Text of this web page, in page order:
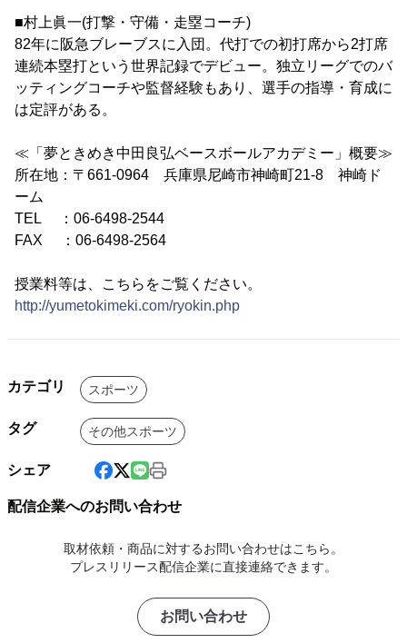
■村上眞一(打撃・守備・走塁コーチ)
82年に阪急ブレーブスに入団。代打での初打席から2打席
連続本塁打という世界記録でデビュー。独立リーグでのバ
ッティングコーチや監督経験もあり、選手の指導・育成に
は定評がある。
≪「夢ときめき中田良弘ベースボールアカデミー」概要≫
所在地：〒661-0964 兵庫県尼崎市神崎町21-8 神崎ド
ーム
TEL ：06-6498-2544
FAX ：06-6498-2564
授業料等は、こちらをご覧ください。
http://yumetokimeki.com/ryokin.php
カテゴリ スポーツ
タグ その他スポーツ
シェア
配信企業へのお問い合わせ
取材依頼・商品に対するお問い合わせはこちら。
プレスリリース配信企業に直接連絡できます。
お問い合わせ